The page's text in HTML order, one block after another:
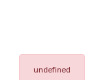
undefined